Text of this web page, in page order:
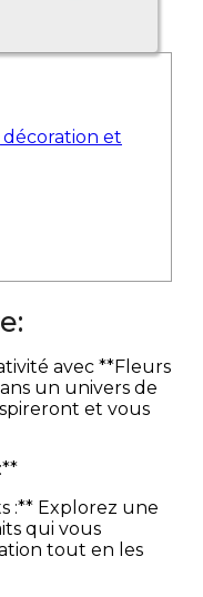
décoration et
avec **Fleurs
un univers de
et vous
:** Explorez une
qui vous
tout en les